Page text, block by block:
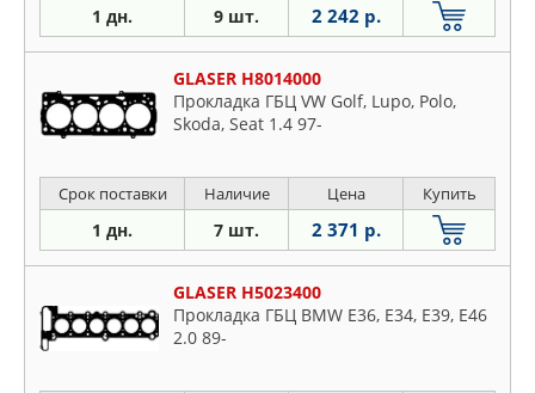
1 дн. 9 шт. 2 242 р.
GLASER H8014000
Прокладка ГБЦ VW Golf, Lupo, Polo,
Skoda, Seat 1.4 97-
Срок поставки Наличие Цена Купить
1 дн. 7 шт. 2 371 р.
GLASER H5023400
Прокладка ГБЦ BMW E36, E34, E39, E46
2.0 89-